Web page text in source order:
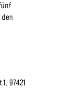
den
97421